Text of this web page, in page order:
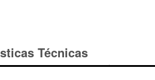
Técnicas